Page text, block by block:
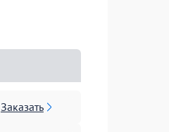
Заказать